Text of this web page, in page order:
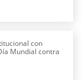
con
Mundial contra